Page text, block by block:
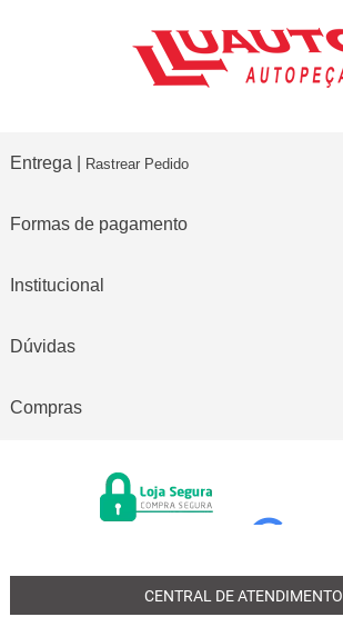
Entrega | Rastrear Pedido
Formas de pagamento
Institucional
Dúvidas
Compras
CENTRAL DE ATENDIMENTO